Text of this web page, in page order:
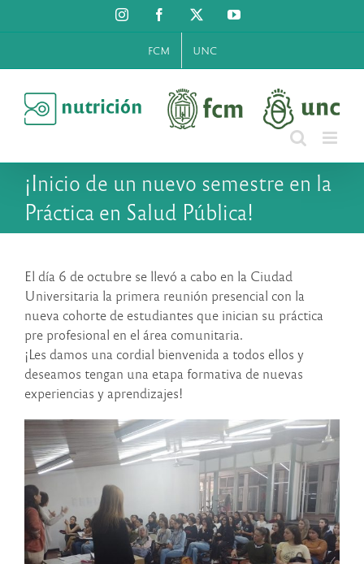
al
InstagramFacebook YouTube
FCM UNC
¡Inicio de un nuevo semestre en la
Práctica en Salud Pública!
El día 6 de octubre se llevó a cabo en la Ciudad
Universitaria la primera reunión presencial con la
nueva cohorte de estudiantes que inician su práctica
pre profesional en el área comunitaria.
¡Les damos una cordial bienvenida a todos ellos y
deseamos tengan una etapa formativa de nuevas
experiencias y aprendizajes!